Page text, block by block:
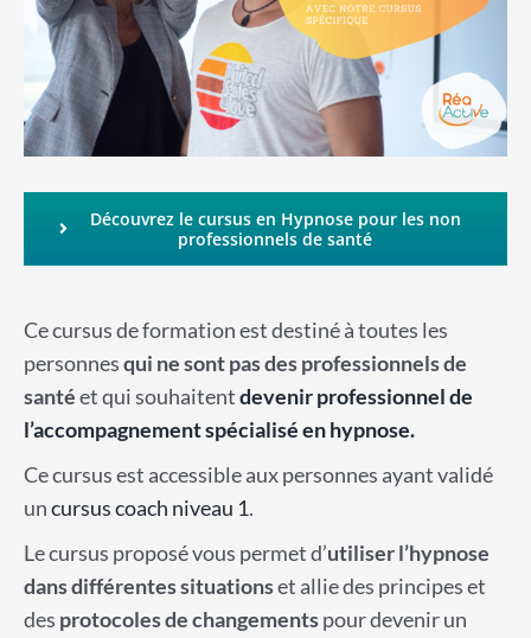
Découvrez le cursus en Hypnose pour les non
professionnels de santé
Ce cursus de formation est destiné à toutes les
personnesqui ne sont pas des professionnels de
santéet qui souhaitentdevenir professionnel de
l’accompagnement spécialisé en hypnose.
Ce cursus est accessible aux personnes ayant validé
uncursus coach niveau 1.
Le cursus proposé vous permet d’utiliser l’hypnose
dans différentes situationset allie des principes et
des protocoles de changementspour devenir un